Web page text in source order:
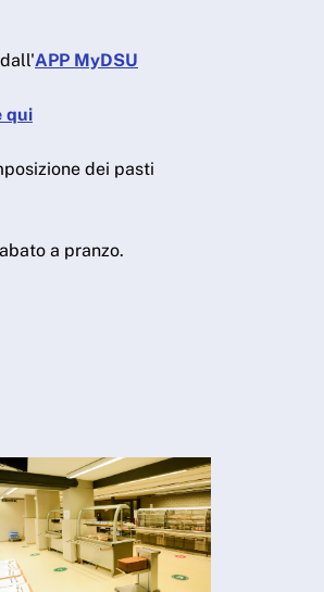
APP MyDSU
qui
dei pasti
a pranzo.